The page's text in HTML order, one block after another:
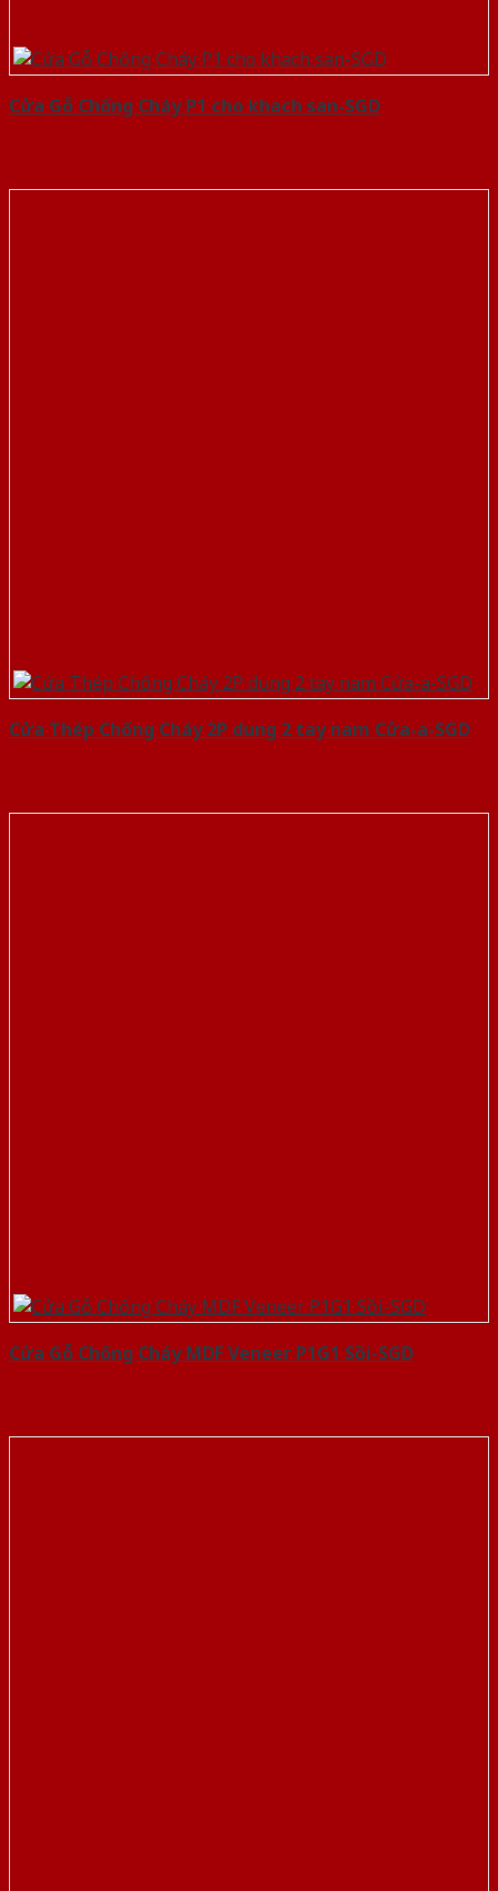
Cửa Gỗ Chống Cháy P1 cho khach san-SGD
Cửa Thép Chống Cháy 2P dung 2 tay nam Cửa-a-SGD
Cửa Gỗ Chống Cháy MDF Veneer P1G1 Sồi-SGD